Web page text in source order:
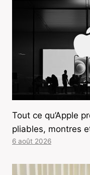
Tout ce qu’Apple
pliables, montres
6 août 2026